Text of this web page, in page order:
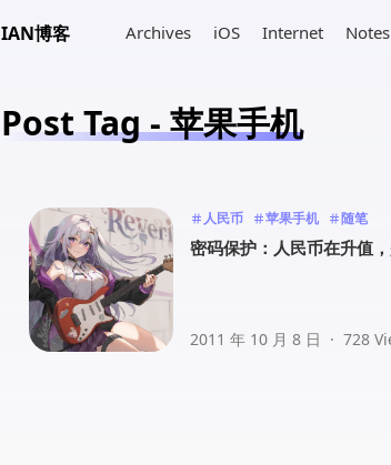
IAN博客 Archives iOS Internet Notes
Post Tag - 苹果手机
人民币 苹果手机 随笔
密码保护：人民币在升值
2011 年 10 月 8 日 · 728